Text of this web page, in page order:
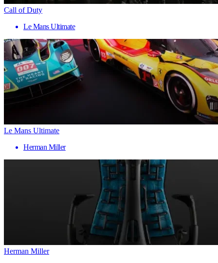
Call of Duty
Le Mans Ultimate
Le Mans Ultimate
Herman Miller
Herman Miller